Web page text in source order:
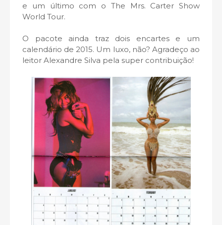
e um último com o The Mrs. Carter Show
World Tour.
O pacote ainda traz dois encartes e um
calendário de 2015. Um luxo, não? Agradeço ao
leitor Alexandre Silva pela super contribuição!